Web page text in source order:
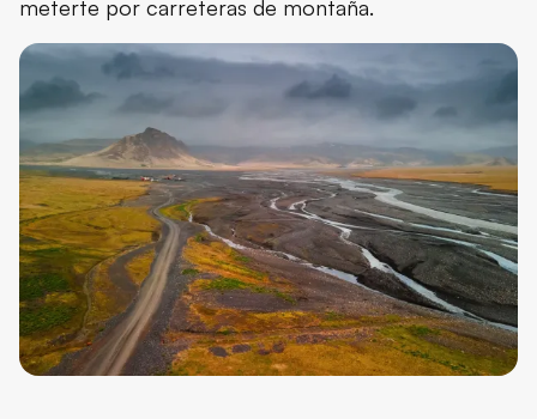
meterte por carreteras de montaña.